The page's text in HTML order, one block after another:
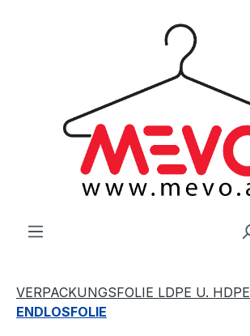
VERPACKUNGSFOLIE LDPE U. HDPE
ENDLOSFOLIE